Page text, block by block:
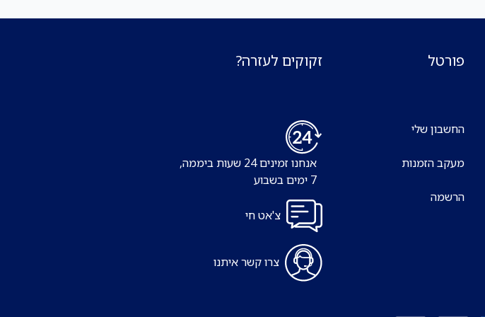
פורטל
החשבון שלי
מעקב הזמנות
הרשמה
זקוקים לעזרה?
אנחנו זמינים 24 שעות ביממה,
7 ימים בשבוע
צ'אט חי
צרו קשר איתנו